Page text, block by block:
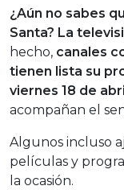
¿Aún no sabes
Santa? La
hecho, canales
tienen lista su
viernes 18 de
acompañan el
Algunos incluso
películas y
la ocasión.